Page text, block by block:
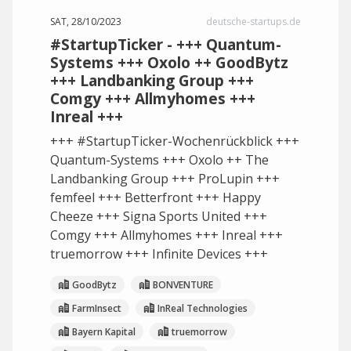
SAT, 28/10/2023 deutsche-startups.de
#StartupTicker - +++ Quantum-
Systems +++ Oxolo ++ GoodBytz
+++ Landbanking Group +++
Comgy +++ Allmyhomes +++
Inreal +++
+++ #StartupTicker-Wochenrückblick +++
Quantum-Systems +++ Oxolo ++ The
Landbanking Group +++ ProLupin +++
femfeel +++ Betterfront +++ Happy
Cheeze +++ Signa Sports United +++
Comgy +++ Allmyhomes +++ Inreal +++
truemorrow +++ Infinite Devices +++
GoodBytz
BONVENTURE
FarmInsect
InReal Technologies
Bayern Kapital
truemorrow